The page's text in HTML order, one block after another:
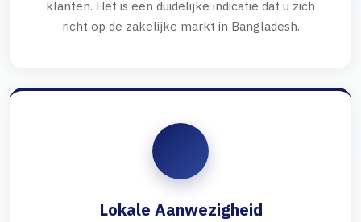
klanten. Het is een duidelijke indicatie dat u zich
richt op de zakelijke markt in Bangladesh.
Lokale Aanwezigheid